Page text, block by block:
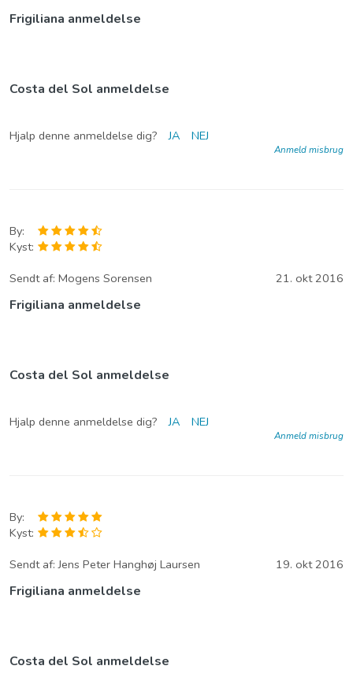
Frigiliana anmeldelse
Costa del Sol anmeldelse
Hjalp denne anmeldelse dig? JA NEJ
Anmeld misbrug
By:
Kyst:
Sendt af: Mogens Sorensen 21. okt 2016
Frigiliana anmeldelse
Costa del Sol anmeldelse
Hjalp denne anmeldelse dig? JA NEJ
Anmeld misbrug
By:
Kyst:
Sendt af:Jens Peter Hanghøj Laursen 19. okt 2016
Frigiliana anmeldelse
Costa del Sol anmeldelse